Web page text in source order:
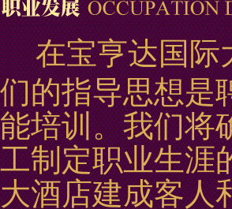
在宝亨达国际
们的指导思想是
能培训。我们将
工制定职业生涯
大酒店建成客人